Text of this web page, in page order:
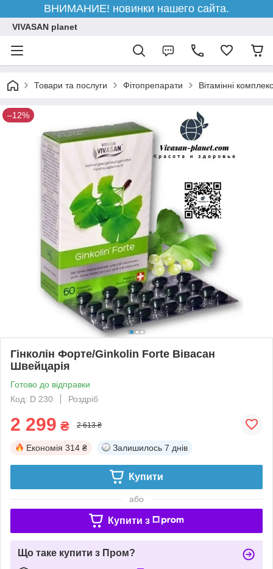
ВНИМАНИЕ! новинки нашего сайта.
VIVASAN planet
Товари та послуги Фітопрепарати Вітамінні
–12%
Гінколін Форте/Ginkolin Forte Вівасан
Швейцарія
Готово до відправки
Код: D 230
Роздріб
2 299 ₴ 2 613 ₴
Економія 314 ₴ Залишилось 7 днів
Купити
або
Купити з
Що таке купити з Пром?